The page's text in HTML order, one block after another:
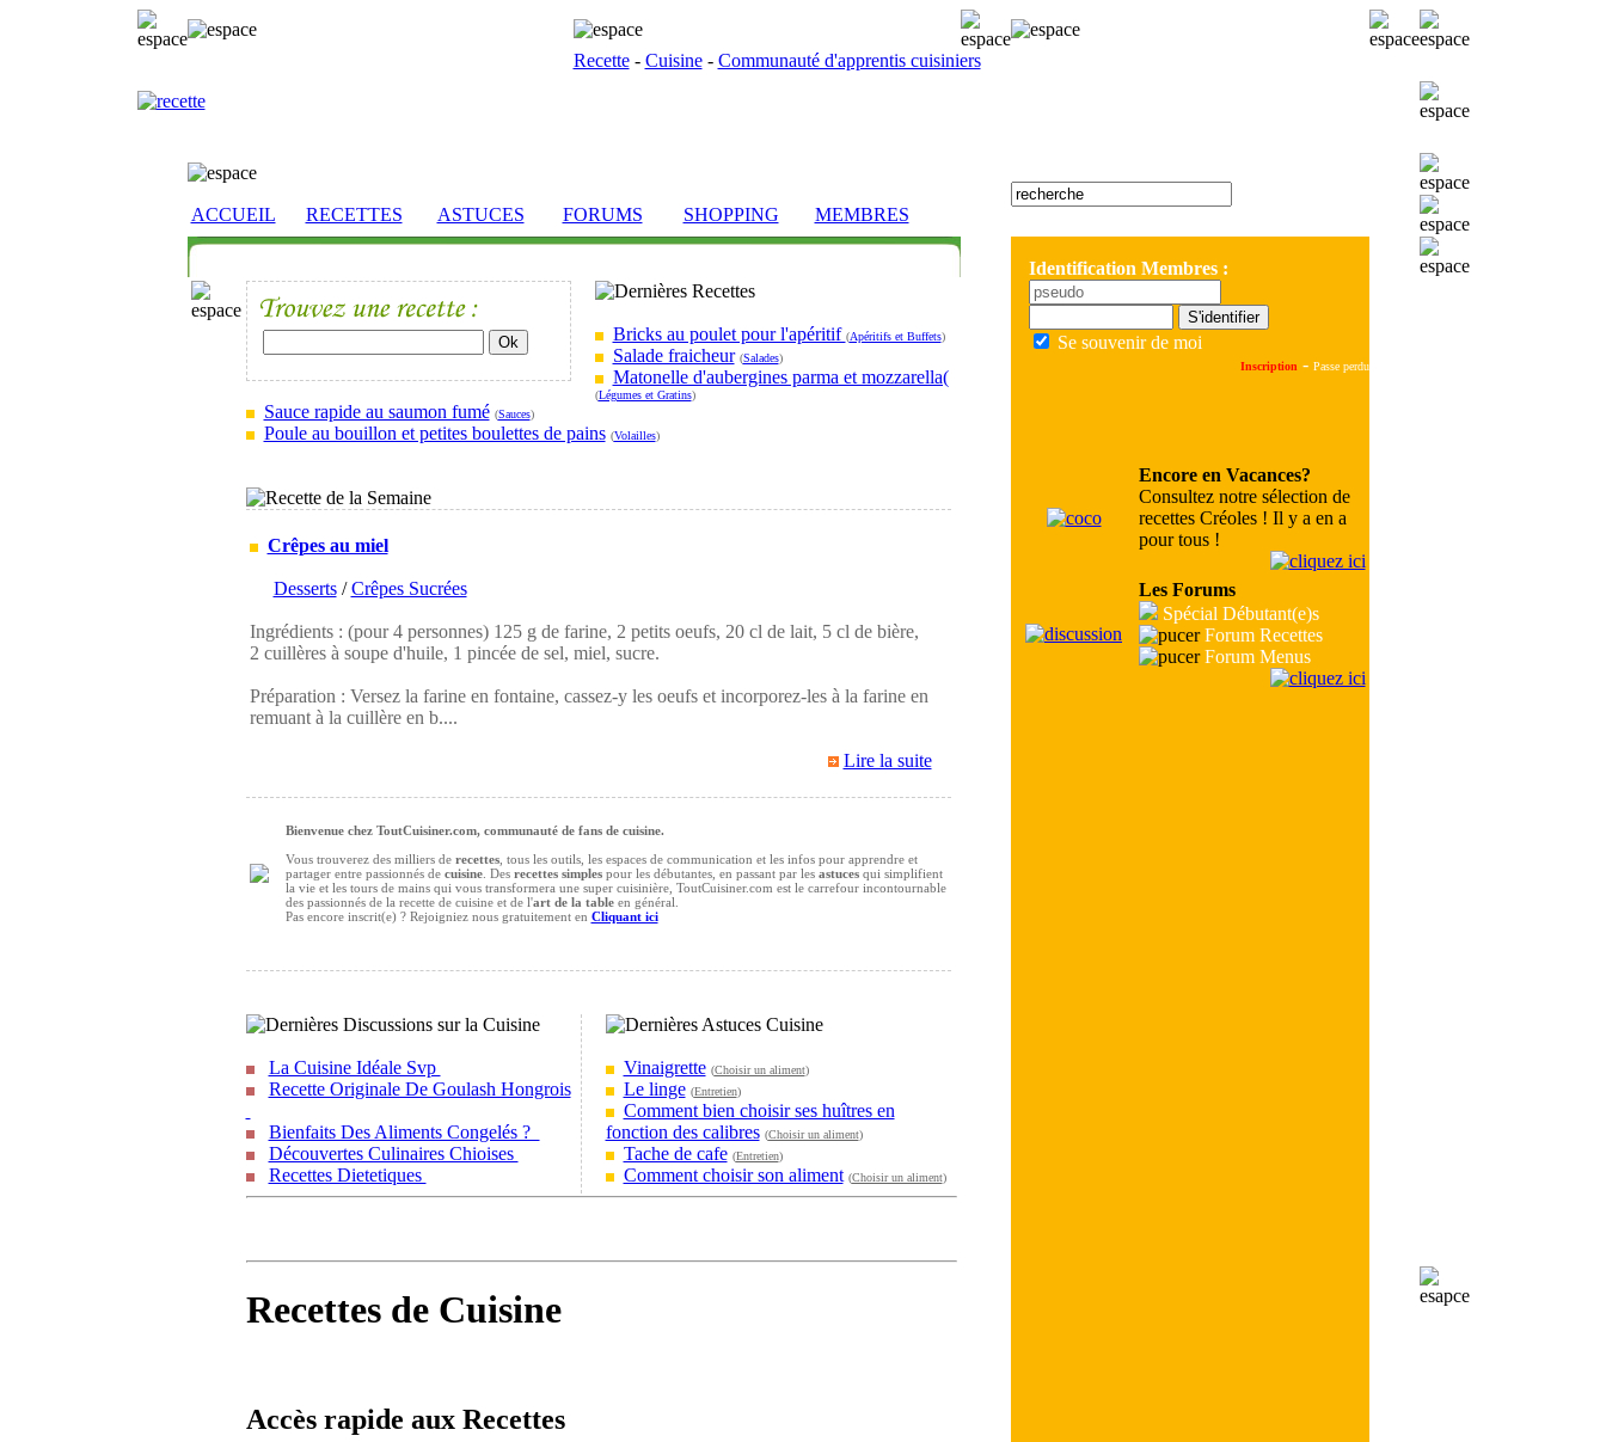
Recette- Cuisine- Communauté d'apprentis cuisiniers
ACCUEIL RECETTES ASTUCES FORUMS SHOPPING MEMBRES
Identification Membres :
Se souvenir de moi
Inscription - Passe perdu
Encore en Vacances?
Consultez notre sélection de
recettes Créoles ! Il y a en a
pour tous !
Les Forums
Spécial Débutant(e)s
Forum Recettes
Forum Menus
Bricks au poulet pour l'apéritif (Apéritifs et Buffets)
Salade fraicheur (Salades)
Matonelle d'aubergines parma et mozzarella(
(Légumes et Gratins)
Sauce rapide au saumon fumé (Sauces)
Poule au bouillon et petites boulettes de pains (Volailles)
Crêpes au miel
Desserts/Crêpes Sucrées
Ingrédients : (pour 4 personnes) 125 g de farine, 2 petits oeufs, 20 cl de lait, 5 cl de bière,
2 cuillères à soupe d'huile, 1 pincée de sel, miel, sucre.
Préparation : Versez la farine en fontaine, cassez-y les oeufs et incorporez-les à la farine en
remuant à la cuillère en b....
Lire la suite
Bienvenue chez ToutCuisiner.com, communauté de fans de cuisine.
Vous trouverez des milliers de recettes, tous les outils, les espaces de communication et les infos pour apprendre et
partager entre passionnés de cuisine. Des recettes simplespour les débutantes, en passant par les astucesqui simplifient
la vie et les tours de mains qui vous transformera une super cuisinière, ToutCuisiner.com est le carrefour incontournable
des passionnés de la recette de cuisine et de l'art de la tableen général.
Pas encore inscrit(e) ? Rejoigniez nous gratuitement en Cliquant ici
La Cuisine Idéale Svp
Recette Originale De Goulash Hongrois
Bienfaits Des Aliments Congelés ?
Découvertes Culinaires Chioises
Recettes Dietetiques
Vinaigrette (Choisir un aliment)
Le linge (Entretien)
Comment bien choisir ses huîtres en
fonction des calibres (Choisir un aliment)
Tache de cafe (Entretien)
Comment choisir son aliment (Choisir un aliment)
Recettes de Cuisine
Accès rapide aux Recettes